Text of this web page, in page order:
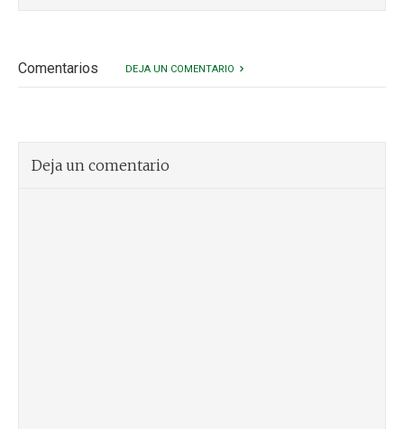
Comentarios DEJA UN COMENTARIO
Deja un comentario